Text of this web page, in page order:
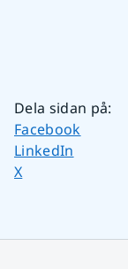
Dela sidan på:
Dela sidan på
Facebook
Dela sidan på
LinkedIn
Dela sidan på
X